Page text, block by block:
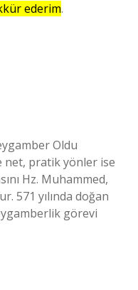
ederim.
Oldu
net, pratik yönler ise
Hz. Muhammed,
571 yılında doğan
görevi